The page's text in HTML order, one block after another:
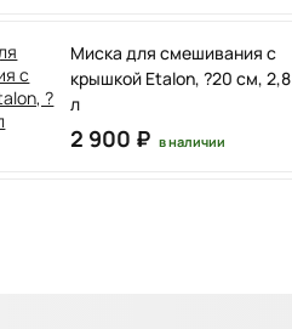
Миска для смешивания с
крышкой Etalon, ?20 см, 2,8
л
2 900 ₽ в наличии